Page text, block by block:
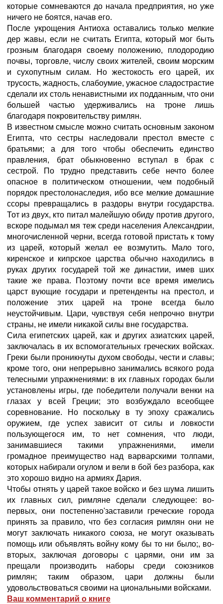
которые сомневаются до начала предприятия, но уже
ничего не боятся, начав его.
После укрощения Антиоха оставались только мелкие
дер жавы, если не считать Египта, который мог быть
грозным благодаря своему положению, плодородию
почвы, торговле, числу своих жителей, своим морским
и сухопутным силам. Но жестокость его царей, их
трусость, жадность, слабоумие, ужасное сладострастие
сделали их столь ненавистными их подданным, что они
большей частью удерживались на троне лишь
благодаря покровительству римлян.
В известном смысле можно считать основным законом
Египта, что сестры наследовали престол вместе с
братьями; а для того чтобы обеспечить единство
правления, брат обыкновенно вступал в брак с
сестрой. По трудно представить себе нечто более
опасное в политическом отношении, чем подобный
порядок престолонаследия, ибо все мелкие домашние
ссоры превращались в раздоры внутри государства.
Тот из двух, кто питал малейшую обиду против другого,
вскоре подымал мя теж среди населения Александрии,
многочисленной черни, всегда готовой пристать к тому
из царей, который желал ее возмутить. Мало того,
киренское и кипрское царства обычно находились в
руках других государей той же династии, имев ших
такие же права. Поэтому почти все время имелись
царст вующие государи и претенденты на престол, и
положение этих царей на троне всегда было
неустойчивым. Цари, чувствуя себя непрочно внутри
страны, не имели никакой силы вне государства.
Сила египетских царей, как и других азиатских царей,
заключалась в их вспомогательных греческих войсках.
Греки были проникнуты духом свободы, чести и славы;
кроме того, они непрерывно занимались всякого рода
телесными упражнениями: в их главных городах были
установлены игры, где победители получали венки на
глазах у всей Греции; это возбуждало всеобщее
соревнование. Но поскольку в ту эпоху сражались
оружием, где успех зависит от силы и ловкости
пользующегося им, то нет сомнения, что люди,
занимавшиеся такими упражнениями, имели
громадное преимущество над варварскими толпами,
которых набирали огулом и вели в бой без разбора, как
это хорошо видно на армиях Дария.
Чтобы отнять у царей такое войско и без шума лишить
их главных сил, римляне сделали следующее: во-
первых, они постепенно'заставили греческие города
принять за правило, что без согласия римлян они не
могут заключать никакого союза, не могут оказывать
помощь или объявлять войну кому бы то ни было;, во-
вторых, заключая договоры с царями, они им за
прещали производить наборы среди союзников
римлян; таким образом, цари должны были
удовольствоваться своими на циональными войсками.
Ваш комментарий о книге